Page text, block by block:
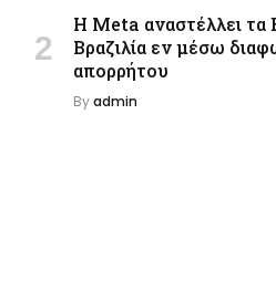
Η Meta αναστέλλει τα
Βραζιλία εν μέσω
απορρήτου
Byadmin